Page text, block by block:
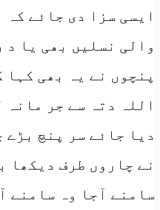
ایسی سزا دی جائے کہ
والی نسلیں بھی یا د
پنچوں نے یہ بھی کہا
اللہ دتہ سے جر مانہ
دیا جائے سر پنچ بڑے
نے چاروں طرف دیکھا
سامنے آجا وہ سامنے